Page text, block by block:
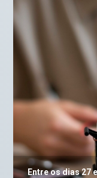
Entre os dias 27